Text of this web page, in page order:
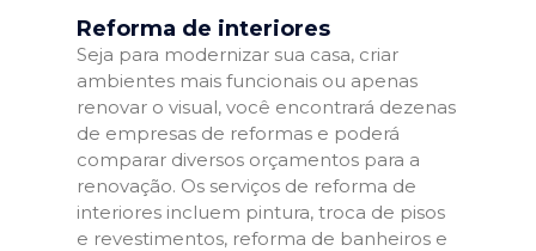
Reforma de interiores
Seja para modernizar sua casa, criar
ambientes mais funcionais ou apenas
renovar o visual, você encontrará dezenas
de empresas de reformas e poderá
comparar diversos orçamentos para a
renovação. Os serviços de reforma de
interiores incluem pintura, troca de pisos
e revestimentos, reforma de banheiros e